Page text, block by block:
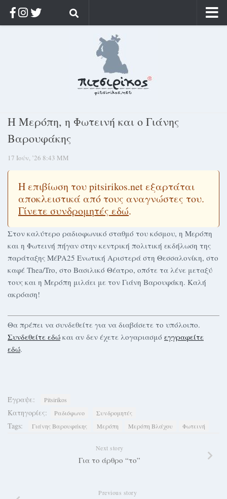
Στοχασμοί & αποφθέγματα
Διαφήμιση
Γίνετε συνδρομητής
Log in
Η Μερόπη, η Φωτεινή και ο Γιάνης
Βαρουφάκης
17 Ιούν, ’26 8:43 ΜΜ
Η επιβίωση του pitsirikos.net εξαρτάται
αποκλειστικά από τους αναγνώστες του.
Γίνετε συνδρομητές εδώ.
Στον καλύτερο ραδιοφωνικό σταθμό του κόσμου, η Μερόπη
και η Φωτεινή πήγαν στην κεντρική πολιτική εκδήλωση της
παράταξης ΜέΡΑ25 Ενωτική Αριστερά στη Θεσσαλονίκη, στο
καφέ Thea/Tro, στο Βασιλικό Θέατρο, οπότε τα λένε μεταξύ
τους και η Μερόπη μιλάει με τον Γιάνη Βαρουφάκη. Καλή
ακρόαση!
Θα πρέπει να συνδεθείτε για να διαβάσετε το υπόλοιπο.
Συνδεθείτε εδώ και αν δεν έχετε λογαριασμό εγγραφείτε
εδώ.
Έγραψε: Pitsirikos
Κατηγορίες: Ραδιόφωνο Συνδρομητές
Tags: Γιάνης Βαρουφάκης Μερόπη Μερόπη Βλάχου Φωτεινή
Next story
Για το άρθρο “το”
Previous story